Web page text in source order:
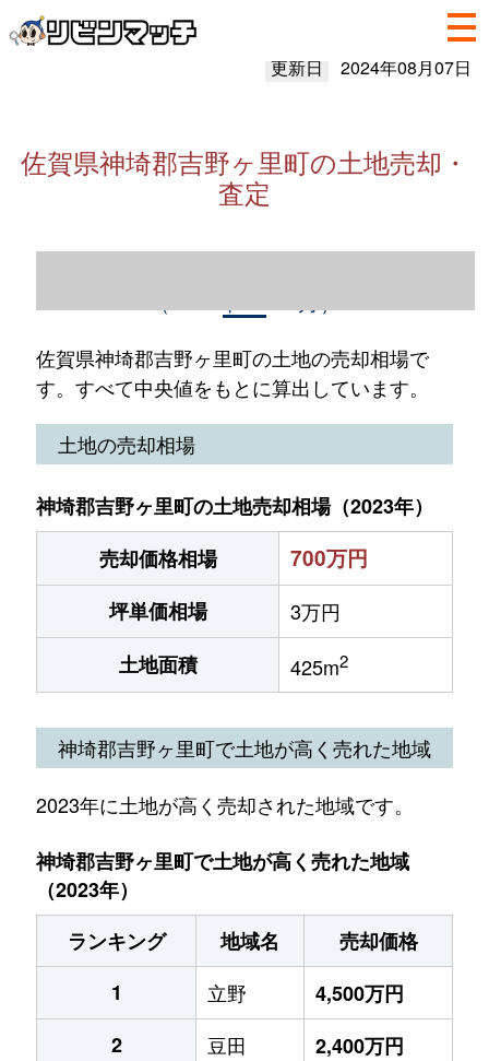
更新日 2024年08月07日
佐賀県神埼郡吉野ヶ里町の土地売却・
査定
佐賀県神埼郡吉野ヶ里町の土地の売却相場で
す。すべて中央値をもとに算出しています。
土地の売却相場
神埼郡吉野ヶ里町の土地売却相場（2023年）
売却価格相場
700万円
坪単価相場
3万円
土地面積
425m2
神埼郡吉野ヶ里町で土地が高く売れた地域
2023年に土地が高く売却された地域です。
神埼郡吉野ヶ里町で土地が高く売れた地域
（2023年）
ランキング
地域名
売却価格
1
立野
4,500万円
2
豆田
2,400万円